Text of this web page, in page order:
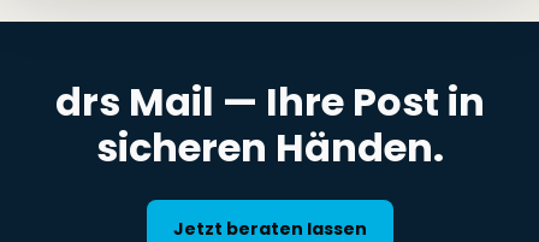
drs Mail — Ihre Post in
sicheren Händen.
Jetzt beraten lassen